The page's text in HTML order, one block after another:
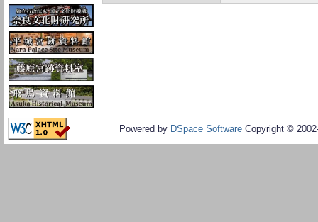
Powered by DSpace Software Copyright ©